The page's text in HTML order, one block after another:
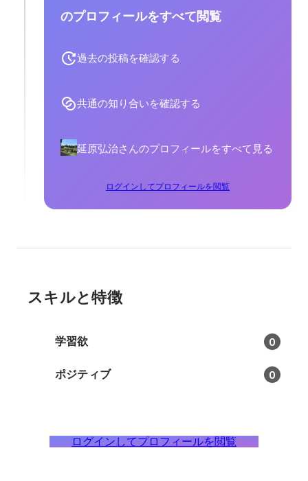
のプロフィールをすべて閲覧
過去の投稿を確認する
共通の知り合いを確認する
延原弘治さんのプロフィールをすべて見る
ログインしてプロフィールを閲覧
スキルと特徴
学習欲 0
ポジティブ 0
ログインしてプロフィールを閲覧